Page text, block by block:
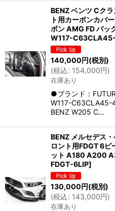
BENZ ベンツ Cク
ト用カーボンカバ
ボン AMG FD バッ
W117-
140,000円(税別)
(税込: 154,000円)
在庫あり
●ブランド：
W117-C63CLA45-
BENZ W205 C…
BENZ メルセデス
ロント用FDGT 6ピ
ット A180 A200
FDGT-6LIP]
130,000円(税別)
(税込: 143,000円)
在庫あり